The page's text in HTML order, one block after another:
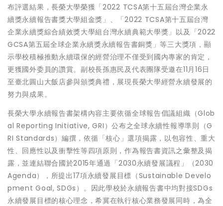
布評選結果，長榮大學榮獲「2022 TCSA第十五屆台灣企業永
續獎永續報告書獎大學組金獎」、「2022 TCSA第十五屆台灣
企業永續獎綜合績效獎大學組台灣永續典範大學獎」以及「2022
GCSA第五屆全球企業永續獎永續報告書銅獎」等三大獎項，顯
示學校積極推動永續環保的經營治理不僅受到國內專家的肯定，
更獲國外委員的讚賞。副校長孫惠民及代表團隊受邀在11月16日
至臺北圓山大飯店參與頒獎典禮，展現長榮大學經營永續發展的
努力與成果。
長榮大學永續報告書架構內容主要依循全球報告倡議組織（Glob
al Reporting Initiative, GRI）公布之全球永續性報導準則（G
RI Standards）編撰，依循「核心」選項揭露，以包容性、重大
性、回應性以及衝擊性等四項原則，作為報告書資訊之彙整及揭
露，並連結聯合國於2015年通過「2030永續發展議程」（2030
Agenda），所提出17項永續發展目標（Sustainable Develo
pment Goal, SDGs）。因此學校於永續報告書中均對接SDGs
永續發展目標的核心理念，希冀在執行核心業務發展同時，為全